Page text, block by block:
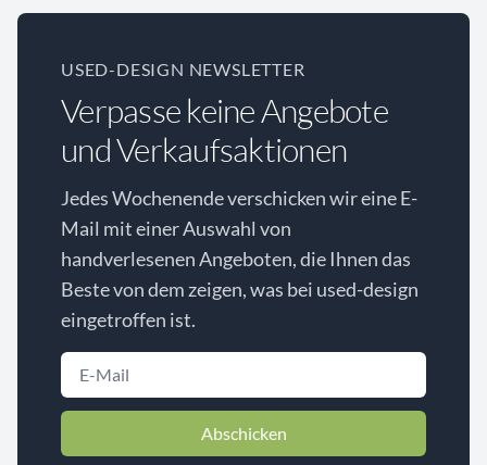
USED-DESIGN NEWSLETTER
Verpasse keine Angebote
und Verkaufsaktionen
Jedes Wochenende verschicken wir eine E-
Mail mit einer Auswahl von
handverlesenen Angeboten, die Ihnen das
Beste von dem zeigen, was bei used-design
eingetroffen ist.
Abschicken